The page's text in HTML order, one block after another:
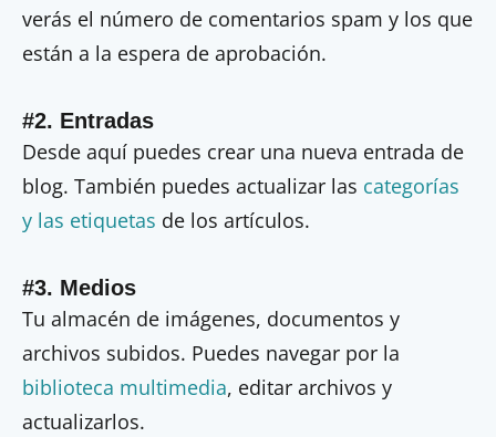
verás el número de comentarios spam y los que
están a la espera de aprobación.
#2. Entradas
Desde aquí puedes crear una nueva entrada de
blog. También puedes actualizar las categorías
y las etiquetas de los artículos.
#3. Medios
Tu almacén de imágenes, documentos y
archivos subidos. Puedes navegar por la
biblioteca multimedia, editar archivos y
actualizarlos.